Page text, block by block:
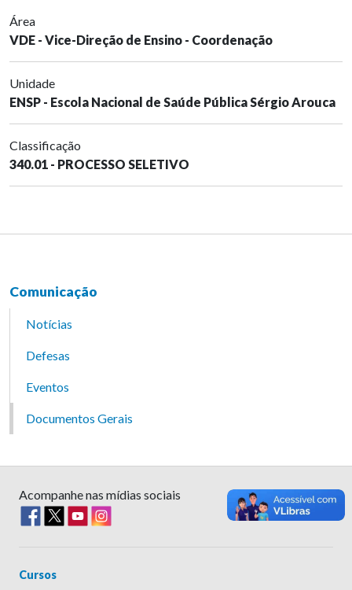
Área
VDE - Vice-Direção de Ensino - Coordenação
Unidade
ENSP - Escola Nacional de Saúde Pública Sérgio Arouca
Classificação
340.01 - PROCESSO SELETIVO
Comunicação
Notícias
Defesas
Eventos
Documentos Gerais
Acompanhe nas mídias sociais
Cursos